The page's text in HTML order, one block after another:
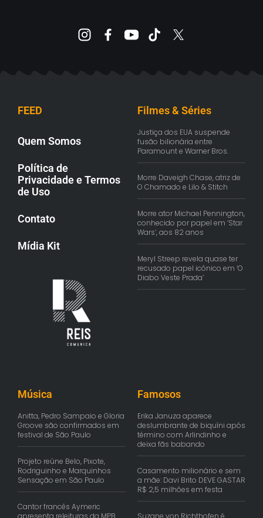
FEED
Quem Somos
Política de
Privacidade e Termos
de Uso
Contato
Mídia Kit
Filmes & Séries
Justiça dos EUA suspende
fusão bilionária entre
Paramount e Warner Bros.
Morre Daveigh Chase, atriz de
O Chamado e Lilo & Stitch
Morre ator Michael Pennington,
conhecido por papel em ‘Star
Wars’, aos 82 anos
Meryl Streep revela quase ter
recusado papel icônico em ‘O
Diabo Veste Prada’
Música
Anitta, Pedro Sampaio e Gloria
Groove são confirmados em
festival de São Paulo
Projeto reúne Belo, Pixote,
Rodriguinho e Marquinhos
Sensação em São Paulo
Cantor francês Aymeric
Famosos
Erika Januza aparece
deslumbrante de biquíni após
término com Arlindinho e
deixa fãs babando
Casamento milionário e sem
a mãe: Davi Brito DEVE GASTAR
R$ 2,5 milhões em festa